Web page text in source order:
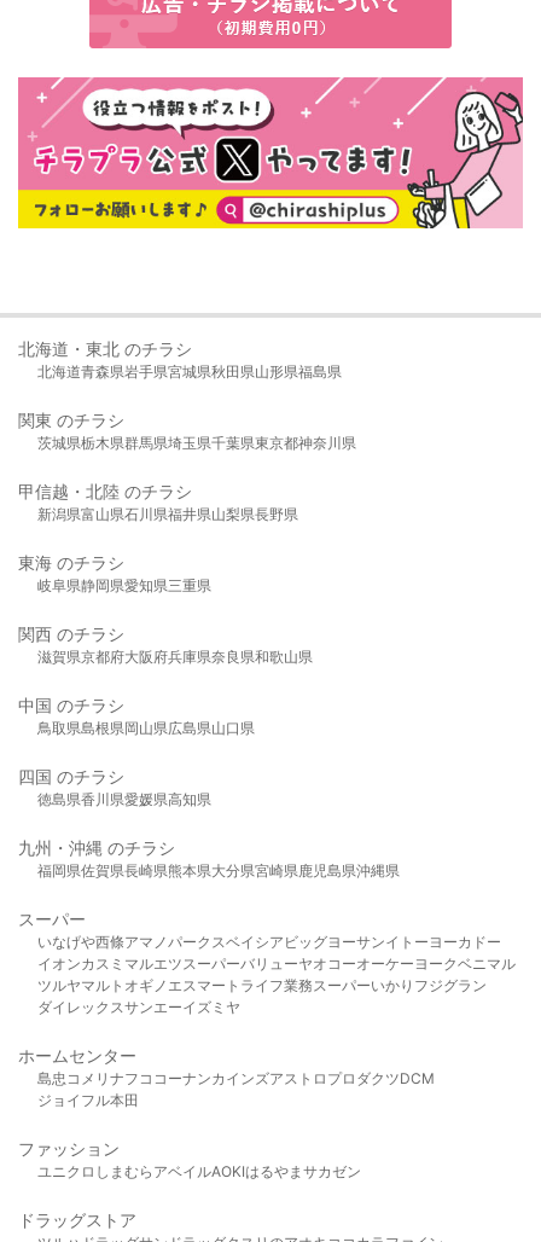
北海道・東北 のチラシ
北海道青森県岩手県宮城県秋田県山形県福島県
関東 のチラシ
茨城県栃木県群馬県埼玉県千葉県東京都神奈川県
甲信越・北陸 のチラシ
新潟県富山県石川県福井県山梨県長野県
東海 のチラシ
岐阜県静岡県愛知県三重県
関西 のチラシ
滋賀県京都府大阪府兵庫県奈良県和歌山県
中国 のチラシ
鳥取県島根県岡山県広島県山口県
四国 のチラシ
徳島県香川県愛媛県高知県
九州・沖縄 のチラシ
福岡県佐賀県長崎県熊本県大分県宮崎県鹿児島県沖縄県
スーパー
いなげや西條アマノパークスベイシア ビッグヨーサンイトーヨーカドー
イオンカスミ マルエツスーパーバリューヤオコーオーケー ヨークベニマル
ツルヤマルト オギノ エスマート ライフ業務スーパーいかり フジグラン
ダイレックスサンエーイズミヤ
ホームセンター
島忠 コメリ ナフコ コーナンカインズアストロプロダクツDCM
ジョイフル本田
ファッション
ユニクロ しまむら アベイルAOKIはるやま サカゼン
ドラッグストア